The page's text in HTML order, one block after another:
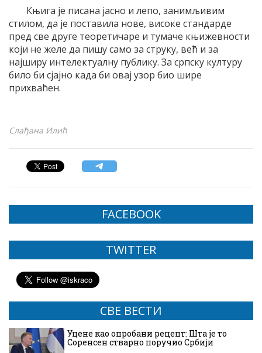
Књига је писана јасно и лепо, занимљивим
стилом, да је поставила нове, високе стандарде
пред све друге теоретичаре и тумаче књижевности
који не желе да пишу само за струку, већ и за
најширу интелектуалну публику. За српску културу
било би сјајно када би овај узор био шире
прихваћен.
Слађана Илић
FACEBOOK
TWITTER
СВЕ ВЕСТИ
Уцене као опробани рецепт: Шта је то
Соренсен стварно поручио Србији